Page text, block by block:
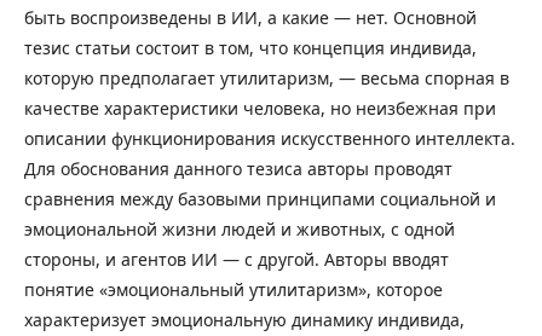
быть воспроизведены в ИИ, а какие — нет. Основной
тезис статьи состоит в том, что концепция индивида,
которую предполагает утилитаризм, — весьма спорная в
качестве характеристики человека, но неизбежная при
описании функционирования искусственного интеллекта.
Для обоснования данного тезиса авторы проводят
сравнения между базовыми принципами социальной и
эмоциональной жизни людей и животных, с одной
стороны, и агентов ИИ — с другой. Авторы вводят
понятие «эмоциональный утилитаризм», которое
характеризует эмоциональную динамику индивида,